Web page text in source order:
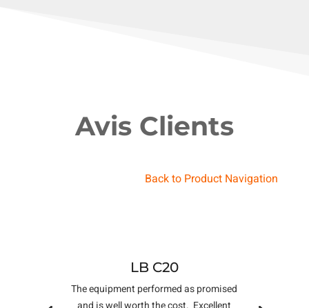
Avis Clients
Back to Product Navigation
LB C20
The equipment performed as promised